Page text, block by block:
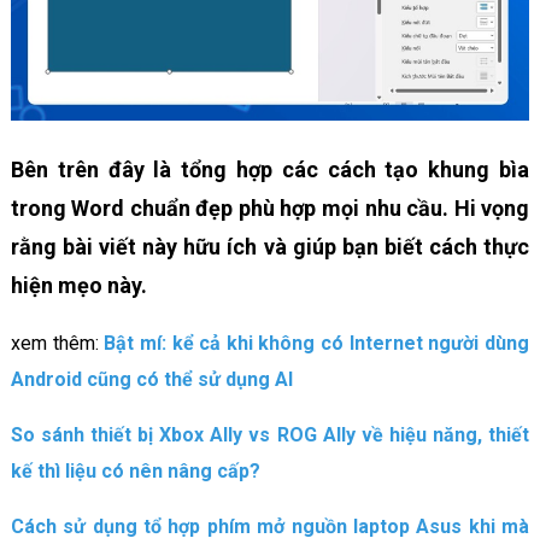
Bên trên đây là tổng hợp các cách tạo khung bìa
trong Word chuẩn đẹp phù hợp mọi nhu cầu. Hi vọng
rằng bài viết này hữu ích và giúp bạn biết cách thực
hiện mẹo này.
xem thêm: Bật mí: kể cả khi không có Internet người dùng
Android cũng có thể sử dụng AI
So sánh thiết bị Xbox Ally vs ROG Ally về hiệu năng, thiết
kế thì liệu có nên nâng cấp?
Cách sử dụng tổ hợp phím mở nguồn laptop Asus khi mà